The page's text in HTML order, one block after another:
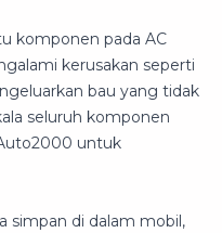
komponen pada AC
kerusakan seperti
bau yang tidak
seluruh komponen
untuk
simpan di dalam mobil,